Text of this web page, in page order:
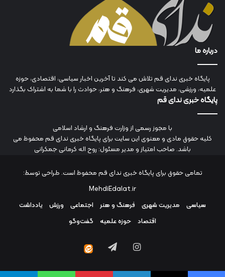
درباره ما
پایگاه خبری ندای قم تلاش می کند تا آخرین اخبار سیاسی، اقتصادی، حوزه
علمیه، ورزشی، مدیریت شهری، فرهنگ و هنر، حوادث را با شما به اشتراک بگذارد
پایگاه خبری ندای قم
با مجوز رسمی از وزارت فرهنگ و ارشاد اسلامی
کلیه حقوق مادی و معنوی این سایت برای پایگاه خبری ندای قم محفوظ می
باشد. صاحب امتیاز و مدیر مسئول: روح اله کرمانی جمکرانی
تمامی حقوق برای پایگاه خبری ندای قم محفوظ است. طراحی توسط:
MehdiEdalat.ir
سیاسی
مدیریت شهری فرهنگ و هنر اجتماعی ورزش
یادداشت
اقتصاد
حوزه علمیه گفت‌وگو
اینستاگرامتلگرام